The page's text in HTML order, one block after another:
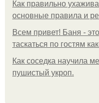
Как правильно
основные правила и
Всем привет! Баня -
таскаться по гостям
Как соседка научила
пушистый укроп.